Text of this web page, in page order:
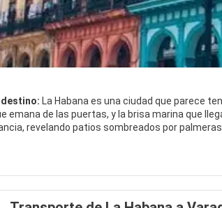
destino: La Habana es una ciudad que parece
emana de las puertas, y la brisa marina que
revelando patios sombreados por
un mojito mientras se observa la vida
auténticas, con edificios en ruinas, mercados